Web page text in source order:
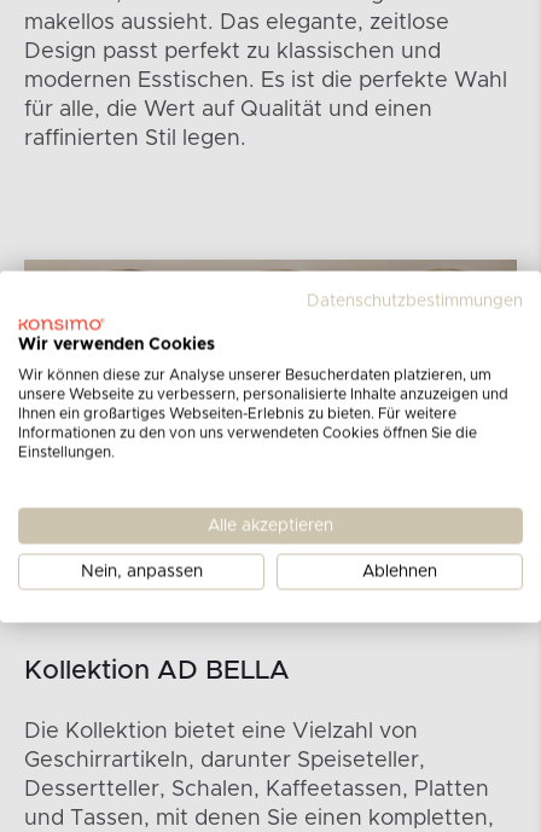
makellos aussieht. Das elegante, zeitlose
Design passt perfekt zu klassischen und
modernen Esstischen. Es ist die perfekte Wahl
für alle, die Wert auf Qualität und einen
raffinierten Stil legen.
Kollektion AD BELLA
Die Kollektion bietet eine Vielzahl von
Geschirrartikeln, darunter Speiseteller,
Dessertteller, Schalen, Kaffeetassen, Platten
und Tassen, mit denen Sie einen kompletten,
Datenschutzbestimmungen
Wir verwenden Cookies
Wir können diese zur Analyse unserer Besucherdaten platzieren, um
unsere Webseite zu verbessern, personalisierte Inhalte anzuzeigen und
Ihnen ein großartiges Webseiten-Erlebnis zu bieten. Für weitere
Informationen zu den von uns verwendeten Cookies öffnen Sie die
Einstellungen.
Alle akzeptieren
Nein, anpassen Ablehnen